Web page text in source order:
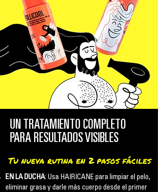
UN TRATAMIENTO COMPLETO
PARA RESULTADOS VISIBLES
Tu nueva rutina en 2 pasos fáciles
EN LA DUCHA: Usa HAIRICANE para limpiar el pelo,
eliminar grasa y darle más cuerpo desde el primer